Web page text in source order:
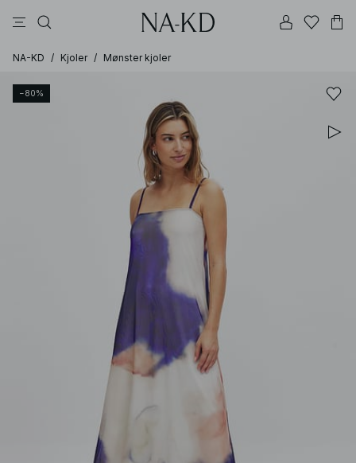
NA-KD / Kjoler / Mønster kjoler
−80%